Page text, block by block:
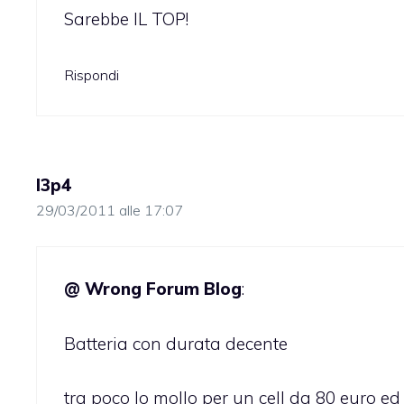
Sarebbe IL TOP!
Rispondi
l3p4
29/03/2011 alle 17:07
@ Wrong Forum Blog:
Batteria con durata decente
tra poco lo mollo per un cell da 80 euro